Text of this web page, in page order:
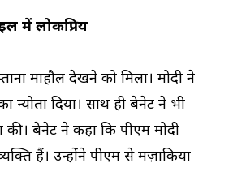
में लोकप्रिय
माहौल देखने को मिला। मोदी ने
दिया। साथ ही बेनेट ने भी
की। बेनेट ने कहा कि पीएम मोदी
हैं। उन्होंने पीएम से मज़ाकिया